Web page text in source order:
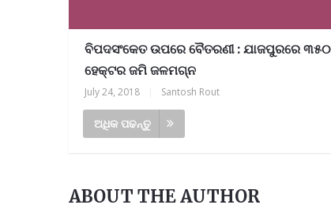
ବିପଦସଂକେତ ଉପରେ ବୈତରଣୀ : ଯାଜପୁରରେ ୩୫୦
ହେକ୍ଟର ଜମି ଜଳମଗ୍ନ
July 24, 2018 Santosh Rout
ଅଧିକ ପଢନ୍ତୁ
ABOUT THE AUTHOR